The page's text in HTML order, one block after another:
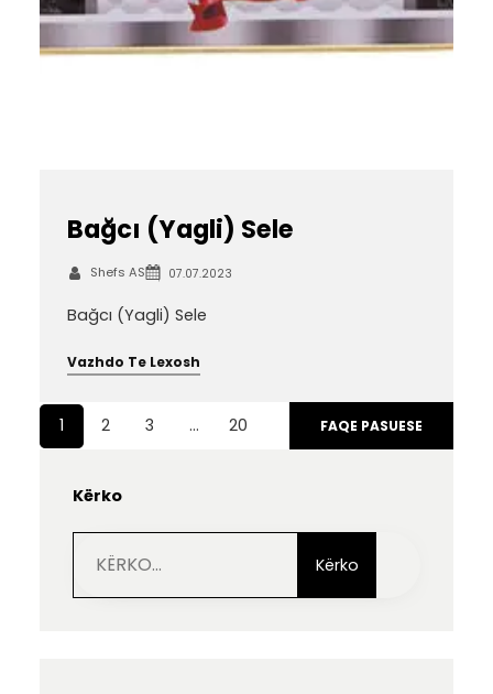
Bağcı (Yagli) Sele
Shefs AS 07.07.2023
Bağcı (Yagli) Sele
Vazhdo Te Lexosh
1 2 3 … 20 FAQE PASUESE
Kërko
Kërko